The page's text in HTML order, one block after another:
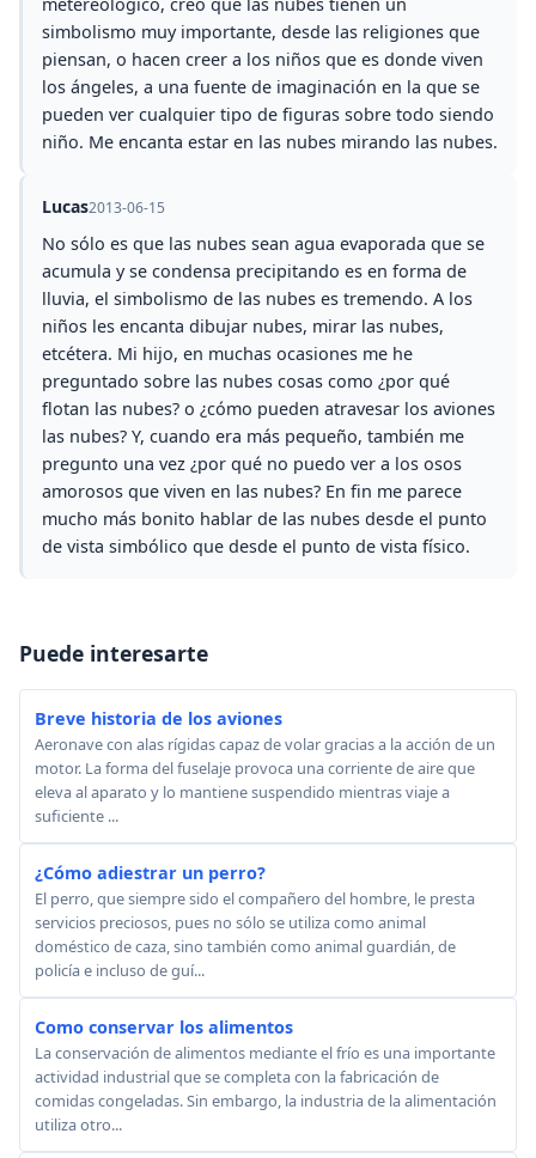
simbolismo muy importante, desde las religiones que
piensan, o hacen creer a los niños que es donde viven
los ángeles, a una fuente de imaginación en la que se
pueden ver cualquier tipo de figuras sobre todo siendo
niño. Me encanta estar en las nubes mirando las nubes.
Lucas2013-06-15
No sólo es que las nubes sean agua evaporada que se
acumula y se condensa precipitando es en forma de
lluvia, el simbolismo de las nubes es tremendo. A los
niños les encanta dibujar nubes, mirar las nubes,
etcétera. Mi hijo, en muchas ocasiones me he
preguntado sobre las nubes cosas como ¿por qué
flotan las nubes? o ¿cómo pueden atravesar los aviones
las nubes? Y, cuando era más pequeño, también me
pregunto una vez ¿por qué no puedo ver a los osos
amorosos que viven en las nubes? En fin me parece
mucho más bonito hablar de las nubes desde el punto
de vista simbólico que desde el punto de vista físico.
Puede interesarte
Breve historia de los aviones
Aeronave con alas rígidas capaz de volar gracias a la acción de un
motor. La forma del fuselaje provoca una corriente de aire que
eleva al aparato y lo mantiene suspendido mientras viaje a
suficiente ...
¿Cómo adiestrar un perro?
El perro, que siempre sido el compañero del hombre, le presta
servicios preciosos, pues no sólo se utiliza como animal
doméstico de caza, sino también como animal guardián, de
policía e incluso de guí...
Como conservar los alimentos
La conservación de alimentos mediante el frío es una importante
actividad industrial que se completa con la fabricación de
comidas congeladas. Sin embargo, la industria de la alimentación
utiliza otro...